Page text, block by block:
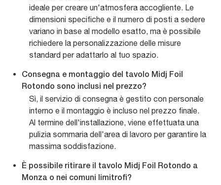
ideale per creare un'atmosfera accogliente. Le
dimensioni specifiche e il numero di posti a sedere
variano in base al modello esatto, ma è possibile
richiedere la personalizzazione delle misure
standard per adattarlo al tuo spazio.
Consegna e montaggio del tavolo Midj Foil
Rotondo sono inclusi nel prezzo?
Sì, il servizio di consegna è gestito con personale
interno e il montaggio è incluso nel prezzo finale.
Al termine dell'installazione, viene effettuata una
pulizia sommaria dell'area di lavoro per garantire la
massima soddisfazione.
È possibile ritirare il tavolo Midj Foil Rotondo a
Monza o nei comuni limitrofi?